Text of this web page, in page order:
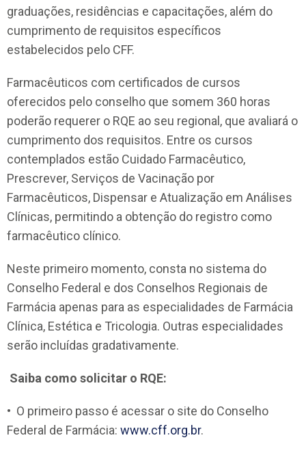
graduações, residências e capacitações, além do
cumprimento de requisitos específicos
estabelecidos pelo CFF.
Farmacêuticos com certificados de cursos
oferecidos pelo conselho que somem 360 horas
poderão requerer o RQE ao seu regional, que avaliará o
cumprimento dos requisitos. Entre os cursos
contemplados estão Cuidado Farmacêutico,
Prescrever, Serviços de Vacinação por
Farmacêuticos, Dispensar e Atualização em Análises
Clínicas, permitindo a obtenção do registro como
farmacêutico clínico.
Neste primeiro momento, consta no sistema do
Conselho Federal e dos Conselhos Regionais de
Farmácia apenas para as especialidades de Farmácia
Clínica, Estética e Tricologia. Outras especialidades
serão incluídas gradativamente.
Saiba como solicitar o RQE:
•⁠ ⁠O primeiro passo é acessar o site do Conselho
Federal de Farmácia: www.cff.org.br.